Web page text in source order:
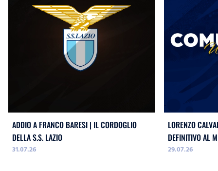
ADDIO A FRANCO BARESI | IL CORDOGLIO
DELLA S.S. LAZIO
31.07.26
LORENZO
DEFINITIVO AL
29.07.26